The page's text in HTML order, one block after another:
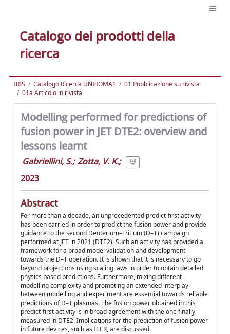
Catalogo dei prodotti della
ricerca
IRIS Catalogo Ricerca UNIROMA1
01 Pubblicazione su rivista
01a Articolo in rivista
Modelling performed for predictions of
fusion power in JET DTE2: overview and
lessons learnt
Gabriellini, S.; Zotta, V. K.;
2023
Abstract
For more than a decade, an unprecedented predict-first activity
has been carried in order to predict the fusion power and provide
guidance to the second Deuterium–Tritium (D–T) campaign
performed at JET in 2021 (DTE2). Such an activity has provided a
framework for a broad model validation and development
towards the D–T operation. It is shown that it is necessary to go
beyond projections using scaling laws in order to obtain detailed
physics based predictions. Furthermore, mixing different
modelling complexity and promoting an extended interplay
between modelling and experiment are essential towards reliable
predictions of D–T plasmas. The fusion power obtained in this
predict-first activity is in broad agreement with the one finally
measured in DTE2. Implications for the prediction of fusion power
in future devices, such as ITER, are discussed.